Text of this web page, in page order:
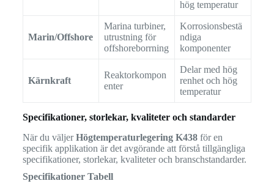
hög temperatur
Marin/Offshore
Marina turbiner,
utrustning för
offshoreborrning
Korrosionsbestä
ndiga
komponenter
Kärnkraft
Reaktorkompon
enter
Delar med hög
renhet och hög
temperatur
Specifikationer, storlekar, kvaliteter och standarder
När du väljerHögtemperaturlegering K438för en
specifik applikation är det avgörande att förstå tillgängliga
specifikationer, storlekar, kvaliteter och branschstandarder.
Specifikationer Tabell